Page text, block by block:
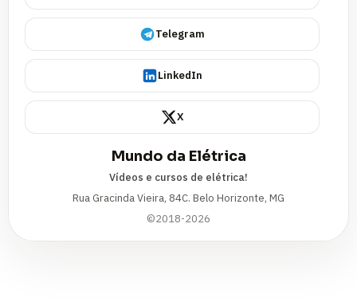
Telegram
LinkedIn
X
Mundo da Elétrica
Vídeos e cursos de elétrica!
Rua Gracinda Vieira, 84C. Belo Horizonte, MG
©2018-2026